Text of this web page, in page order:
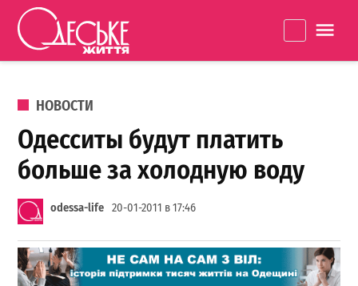
Перейти к содержанию
життя
ОПУБЛИКОВАНО В
НОВОСТИ
Одесситы будут платить
больше за холодную воду
odessa-life 20-01-2011 в 17:46